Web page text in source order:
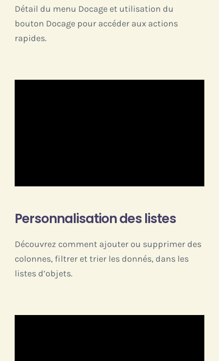
Détail du menu Docage et utilisation du
bouton Docage pour accéder aux actions
rapides.
Personnalisation des listes
Découvrez comment ajouter ou supprimer des
colonnes, filtrer et trier les donnés, dans les
listes d’objets.